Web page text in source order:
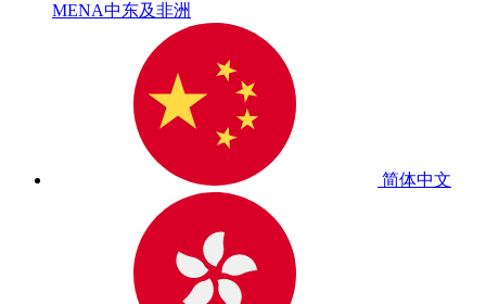
MENA中东及非洲
简体中文